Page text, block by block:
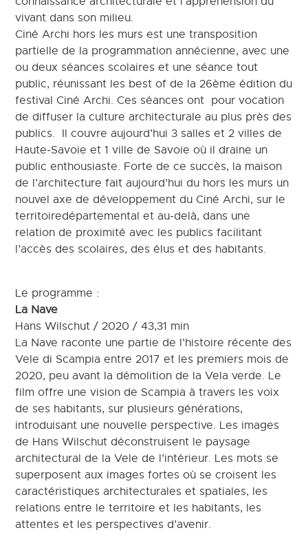
vivant dans son milieu.
Ciné Archi hors les murs est une transposition
partielle de la programmation annécienne, avec une
ou deux séances scolaires et une séance tout
public, réunissant les best of de la 26ème édition du
festival Ciné Archi. Ces séances ont pour vocation
de diffuser la culture architecturale au plus près des
publics. Il couvre aujourd’hui 3 salles et 2 villes de
Haute‐Savoie et 1 ville de Savoie où il draine un
public enthousiaste. Forte de ce succès, la maison
de l’architecture fait aujourd’hui du hors les murs un
nouvel axe de développement du Ciné Archi, sur le
territoiredépartemental et au‐delà, dans une
relation de proximité avec les publics facilitant
l’accès des scolaires, des élus et des habitants.
Le programme :
La Nave
Hans Wilschut / 2020 / 43,31 min
La Nave raconte une partie de l’histoire récente des
Vele di Scampia entre 2017 et les premiers mois de
2020, peu avant la démolition de la Vela verde. Le
film offre une vision de Scampia à travers les voix
de ses habitants, sur plusieurs générations,
introduisant une nouvelle perspective. Les images
de Hans Wilschut déconstruisent le paysage
architectural de la Vele de l’intérieur. Les mots se
superposent aux images fortes où se croisent les
caractéristiques architecturales et spatiales, les
relations entre le territoire et les habitants, les
attentes et les perspectives d’avenir.